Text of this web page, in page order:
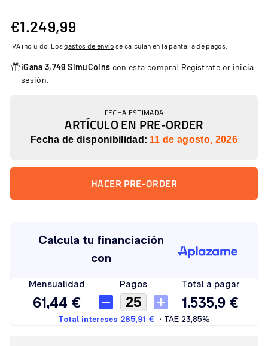
Precio
habitual
€1.249,99
IVA incluido. Losgastos de envío se calculan en la pantalla de pagos.
¡Gana 3,749 SimuCoins con esta compra! Regístrate or inicia
sesión.
FECHA ESTIMADA
ARTÍCULO EN PRE-ORDER
Fecha de disponibilidad: 11 de agosto, 2026
HACER PRE-ORDER